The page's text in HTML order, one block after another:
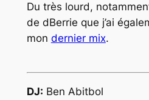
Du très lourd,
de dBerrie que j’ai
mon dernier mix.
DJ: Ben Abitbol